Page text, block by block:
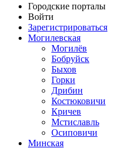
Городские порталы
Войти
Зарегистрироваться
Могилевская
Могилёв
Бобруйск
Быхов
Горки
Дрибин
Костюковичи
Кричев
Мстиславль
Осиповичи
Минская